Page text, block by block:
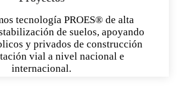
tecnología PROES® de alta
de suelos, apoyando
y privados de construcción
vial a nivel nacional e
internacional.